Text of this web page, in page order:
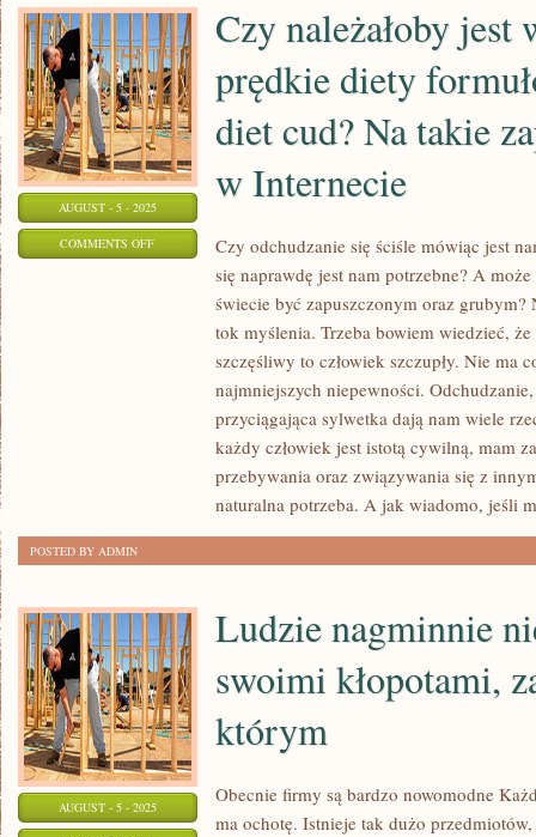
AUGUST - 5 - 2025
COMMENTS OFFON
NALEŻAŁOBY
WYKORZYSTYWAĆ
FORMUŁOWANE
CUD?
ZAPYTANIE
ZADANE
W
INTERNECIE
Czy należałoby
prędkie diety
diet cud? Na takie
w Internecie
Czy odchudzanie się ściśle mówiąc jest
się naprawdę jest nam potrzebne? A
świecie być zapuszczonym oraz
tok myślenia. Trzeba bowiem wiedzieć, że
szczęśliwy to człowiek szczupły. Nie ma
najmniejszych niepewności.
przyciągająca sylwetka dają nam wiele
każdy człowiek jest istotą cywilną, mam
przebywania oraz związywania się z
naturalna potrzeba. A jak wiadomo, jeśli
POSTED BY ADMIN
AUGUST - 5 - 2025
Ludzie nagminnie
swoimi kłopotami,
którym
Obecnie firmy są bardzo nowomodne
ma ochotę. Istnieje tak dużo